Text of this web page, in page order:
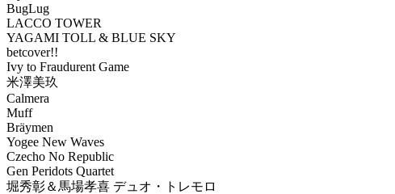
BugLug
LACCO TOWER
YAGAMI TOLL & BLUE SKY
betcover!!
Ivy to Fraudurent Game
米澤美玖
Calmera
Muff
Bräymen
Yogee New Waves
Czecho No Republic
Gen Peridots Quartet
堀秀彰＆馬場孝喜 デュオ・トレモロ